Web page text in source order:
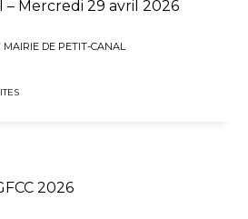
– Mercredi 29 avril 2026
MAIRIE DE PETIT-CANAL
2026